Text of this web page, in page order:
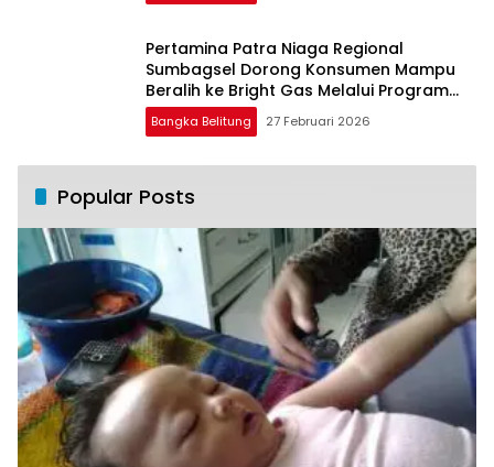
Pertamina Patra Niaga Regional
Sumbagsel Dorong Konsumen Mampu
Beralih ke Bright Gas Melalui Program
Trade In di Belitung Timur
Bangka Belitung 27 Februari 2026
Popular Posts